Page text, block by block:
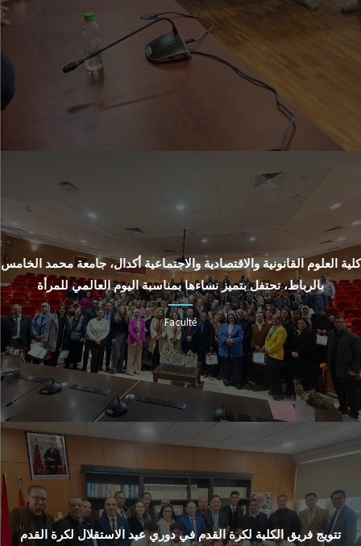
كلية العلوم القانونية والاقتصادية والاجتماعية أكدال، جامعة محمد الخامس
بالرباط، تحتفل بتميز نساءها بمناسبة اليوم العالمي للمرأة
Faculté
تتويج فريق الكلية لكرة القدم في دوري عيد الاستقلال لكرة القدم